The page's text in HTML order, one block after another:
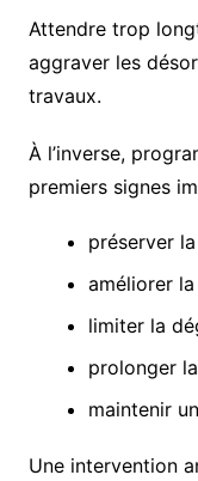
Attendre trop
aggraver les
travaux.
À l’inverse,
premiers signes
préserver
améliorer
limiter la
prolonger
maintenir
Une intervention